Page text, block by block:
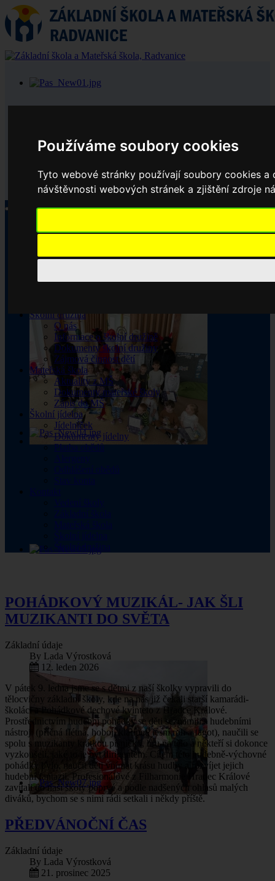
Používáme soubory cookies
Tyto webové stránky používají soubory cookies a
návštěvnosti webových stránek a zjištění zdroje
Základní škola
Dokumenty základní školy
Jednací řád
Školní družina
O nás
Informace o školní družině
Dokumenty školní družiny
Zájmová činnost dětí
Mateřská škola
Aktuality z MŠ
Dokumenty mateřské školy
Zápis do MŠ
Školní jídelna
Jídelníček
Dokumenty jídelny
Platba obědů
POHÁDKOVÝ MUZIKÁL- JAK ŠLI
MUZIKANTI DO SVĚTA
Základní údaje
By Lada Výrostková
12. leden 2026
V pátek 9. ledna jsme se s dětmi z naší školky vypravili do
tělocvičny základní školy, kde na nás již čekali starší kamarádi-
školáci a Pohádkové dechové kvinteto z Hradce Králové.
Prostřednictvím hudební pohádky se děti seznámili s hudebními
nástroji (příčná flétna, hoboj, klarinet, lesní roh a fagot), naučili se
spolu s muzikanty krátkou písničku, hru na tělo a někteří si dokonce
vyzkoušeli, jaké to je být dirigentem. Cílem této hudebně-výchovné
pohádky bylo, naučit děti vnímat krásu hudby a rozvíjet jejich
hudební fantazii. Profesionálové z Filharmonie Hradec Králové
zavítali do naší školy poprvé a podle nadšených ohlasů malých
diváků, bychom se s nimi rádi setkali i někdy příště.
PŘEDVÁNOČNÍ ČAS
Základní údaje
By Lada Výrostková
21. prosinec 2025